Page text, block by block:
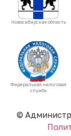
Новосибирская область
Федеральная налоговая
служба
©